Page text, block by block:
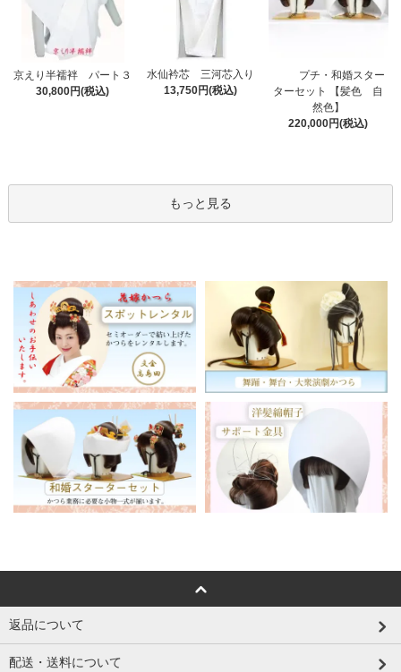
京えり半襦袢 パート３
30,800円(税込)
水仙衿芯 三河芯入り
13,750円(税込)
プチ・和婚スター
ターセット 【髪色 自
然色】
220,000円(税込)
もっと見る
返品について
配送・送料について